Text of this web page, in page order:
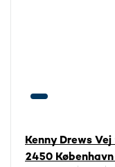
Kenny Drews
2450 København